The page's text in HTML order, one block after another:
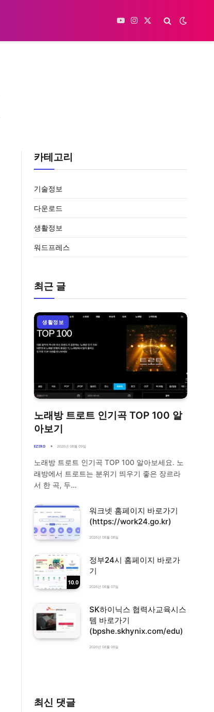
YouTubeInstagram
X
카테고리
기술정보
다운로드
생활정보
워드프레스
최근 글
생활정보
노래방 트로트 인기곡 TOP 100 알
아보기
EZIRO 2026년 08월 09일
노래방 트로트 인기곡 TOP 100 알아보세요. 노
래방에서 트로트는 분위기 띄우기 좋은 장르라
서 한 곡, 두…
워크넷 홈페이지 바로가기
(https://work24.go.kr)
2026년 08월 08일
10.0
정부24시 홈페이지 바로가
기
2026년 08월 07일
SK하이닉스 협력사교육시스
템 바로가기
(bpshe.skhynix.com/edu)
2026년 08월 06일
최신 댓글